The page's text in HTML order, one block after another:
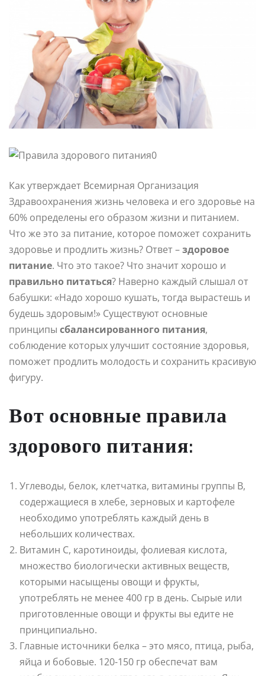
Как утверждает Всемирная Организация
Здравоохранения жизнь человека и его здоровье на
60% определены его образом жизни и питанием.
Что же это за питание, которое поможет сохранить
здоровье и продлить жизнь? Ответ –здоровое
питание. Что это такое? Что значит хорошо и
правильно питаться? Наверно каждый слышал от
бабушки: «Надо хорошо кушать, тогда вырастешь и
будешь здоровым!» Существуют основные
принципы сбалансированного питания,
соблюдение которых улучшит состояние здоровья,
поможет продлить молодость и сохранить красивую
фигуру.
Вот основные правила
здорового питания:
Углеводы, белок, клетчатка, витамины группы В,
содержащиеся в хлебе, зерновых и картофеле
необходимо употреблять каждый день в
небольших количествах.
Витамин С, каротиноиды, фолиевая кислота,
множество биологически активных веществ,
которыми насыщены овощи и фрукты,
употреблять не менее 400 гр в день. Сырые или
приготовленные овощи и фрукты вы едите не
принципиально.
Главные источники белка – это мясо, птица, рыба,
яйца и бобовые. 120-150 гр обеспечат вам